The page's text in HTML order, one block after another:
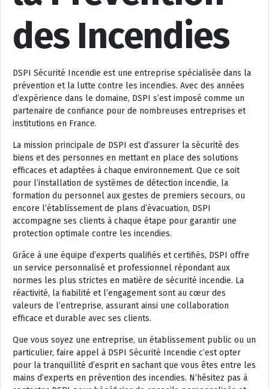
des Incendies
DSPI Sécurité Incendie est une entreprise spécialisée dans la
prévention et la lutte contre les incendies. Avec des années
d’expérience dans le domaine, DSPI s’est imposé comme un
partenaire de confiance pour de nombreuses entreprises et
institutions en France.
La mission principale de DSPI est d’assurer la sécurité des
biens et des personnes en mettant en place des solutions
efficaces et adaptées à chaque environnement. Que ce soit
pour l’installation de systèmes de détection incendie, la
formation du personnel aux gestes de premiers secours, ou
encore l’établissement de plans d’évacuation, DSPI
accompagne ses clients à chaque étape pour garantir une
protection optimale contre les incendies.
Grâce à une équipe d’experts qualifiés et certifiés, DSPI offre
un service personnalisé et professionnel répondant aux
normes les plus strictes en matière de sécurité incendie. La
réactivité, la fiabilité et l’engagement sont au cœur des
valeurs de l’entreprise, assurant ainsi une collaboration
efficace et durable avec ses clients.
Que vous soyez une entreprise, un établissement public ou un
particulier, faire appel à DSPI Sécurité Incendie c’est opter
pour la tranquillité d’esprit en sachant que vous êtes entre les
mains d’experts en prévention des incendies. N’hésitez pas à